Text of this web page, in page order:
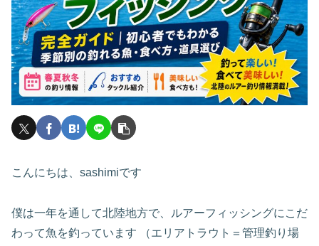
こんにちは、sashimiです
僕は一年を通して北陸地方で、ルアーフィッシングにこだ
わって魚を釣っています （エリアトラウト＝管理釣り場